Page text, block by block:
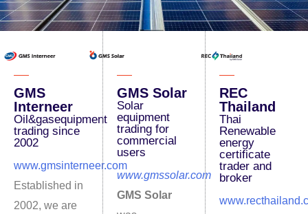
GMS
Interneer
Oil&gasequipment
trading since
2002
www.gmsinterneer.com
Established in
2002, we are
GMS Solar
Solar
equipment
trading for
commercial
users
www.gmssolar.com
GMS Solar
REC
Thailand
Thai
Renewable
energy
certificate
trader and
broker